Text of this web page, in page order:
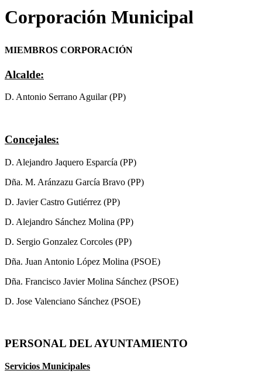
Corporación Municipal
MIEMBROS CORPORACIÓN
Alcalde:
D. Antonio Serrano Aguilar (PP)
Concejales:
D. Alejandro Jaquero Esparcía (PP)
Dña. M. Aránzazu García Bravo (PP)
D. Javier Castro Gutiérrez (PP)
D. Alejandro Sánchez Molina (PP)
D. Sergio Gonzalez Corcoles (PP)
Dña. Juan Antonio López Molina (PSOE)
Dña. Francisco Javier Molina Sánchez (PSOE)
D. Jose Valenciano Sánchez (PSOE)
PERSONAL DEL AYUNTAMIENTO
Servicios Municipales